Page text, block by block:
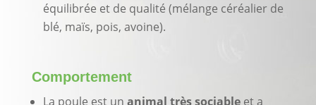
équilibrée et de qualité (mélange céréalier de
blé, maïs, pois, avoine).
Comportement
La poule est un animal très sociableet a